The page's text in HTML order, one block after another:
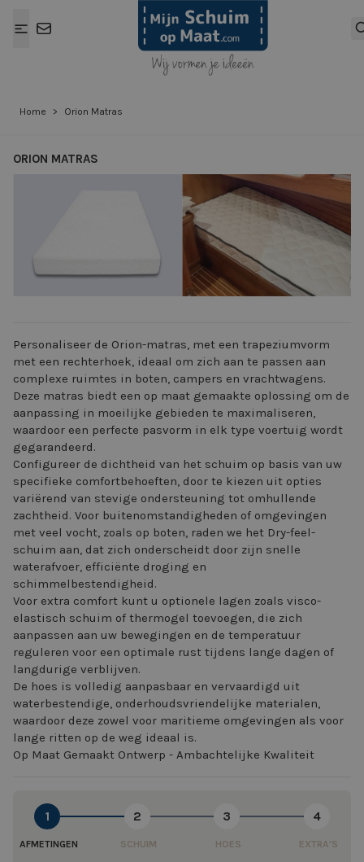
Home > Orion Matras
ORION MATRAS
View larger
Personaliseer de Orion-matras, met een trapeziumvorm
met een rechterhoek, ideaal om zich aan te passen aan
complexe ruimtes in boten, campers en vrachtwagens.
Deze matras biedt een op maat gemaakte oplossing om de
aanpassing in moeilijke gebieden te maximaliseren,
waardoor een perfecte pasvorm in elk type voertuig wordt
gegarandeerd.
Configureer de dichtheid van het schuim op basis van uw
specifieke comfortbehoeften, door te kiezen uit opties
variërend van stevige ondersteuning tot omhullende
zachtheid. Voor buitenomstandigheden of omgevingen
met veel vocht, zoals op boten, raden we het Dry-feel-
schuim aan, dat zich onderscheidt door zijn snelle
waterafvoer, efficiënte droging en
schimmelbestendigheid.
Voor extra comfort kunt u optionele lagen zoals visco-
elastisch schuim of thermogel toevoegen, die zich
aanpassen aan uw bewegingen en de temperatuur
reguleren voor een optimale rust tijdens lange dagen of
langdurige verblijven.
De hoes is volledig aanpasbaar en vervaardigd uit
waterbestendige, onderhoudsvriendelijke materialen,
waardoor deze zowel voor maritieme omgevingen als voor
lange ritten op de weg ideaal is.
Op Maat Gemaakt Ontwerp - Ambachtelijke Kwaliteit
1
AFMETINGEN
2
SCHUIM
3
HOES
4
EXTRA'S